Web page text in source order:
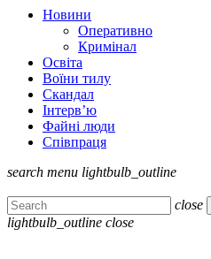
Новини
Оперативно
Кримінал
Освіта
Воїни тилу
Скандал
Інтерв’ю
Файні люди
Співпраця
search menu lightbulb_outline
close
lightbulb_outline close